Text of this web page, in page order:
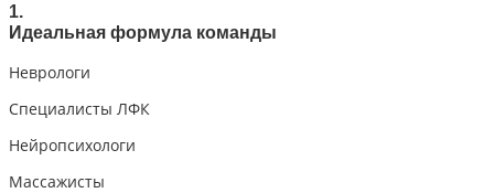
1.
Идеальная формула команды
Неврологи
Специалисты ЛФК
Нейропсихологи
Массажисты